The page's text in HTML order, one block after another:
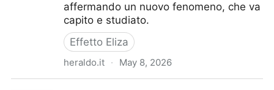
affermando un nuovo fenomeno, che va
capito e studiato.
Effetto Eliza
heraldo.it · May 8, 2026